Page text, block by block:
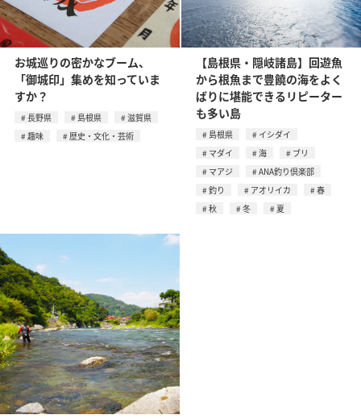
お城巡りの密かなブーム、
「御城印」集めを知っていま
すか？
長野県 島根県
滋賀県
趣味
歴史・文化・芸術
【島根県・隠岐諸島】回遊魚
から根魚まで豊饒の海をよく
ばりに堪能できるリピーター
も多い島
島根県
イシダイ
マダイ
海
ブリ
マアジ
ANA釣り倶楽部
釣り
アオリイカ
春
秋
冬 夏